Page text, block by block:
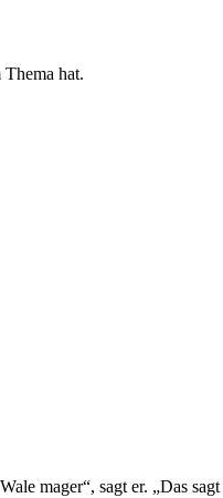
hat.
mager“, sagt er. „Das